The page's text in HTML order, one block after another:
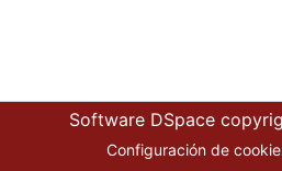
Software DSpace
Configuración de